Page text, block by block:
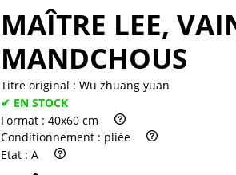
MAÎTRE LEE,
MANDCHOUS
Titre original : Wu zhuang yuan
✔ EN STOCK
Format : 40x60 cm
Conditionnement : pliée
Etat : A